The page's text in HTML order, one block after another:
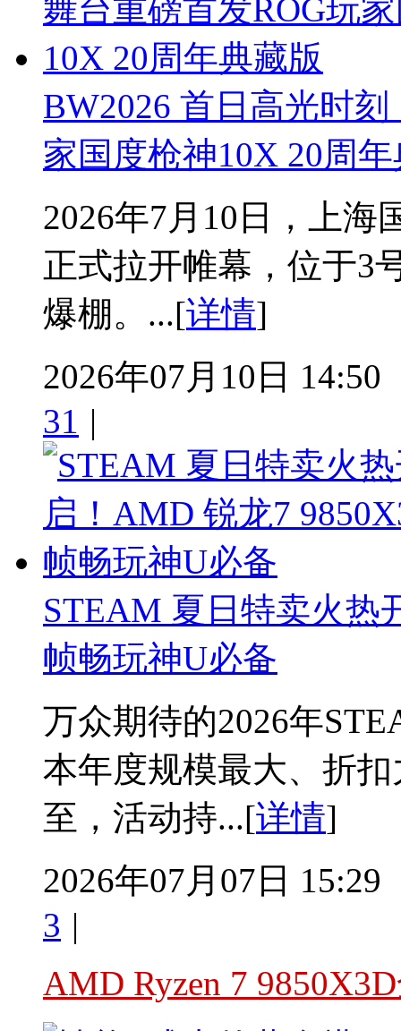
BW2026 首日高光时
家国度枪神10X 20周
2026年7月10日，上海
正式拉开帷幕，位于3
爆棚。...[详情]
2026年07月10日 14:50
31 |
STEAM 夏日特卖火热
帧畅玩神U必备
万众期待的2026年
本年度规模最大、折
至，活动持...[详情]
2026年07月07日 15:29
3 |
AMD Ryzen 7